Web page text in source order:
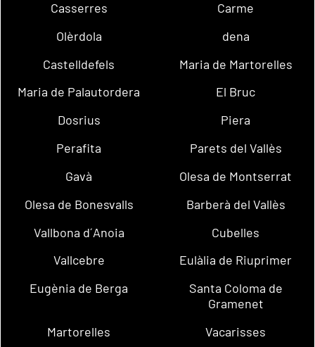
Casserres
Carme
Olèrdola
dena
Castelldefels
Maria de Martorelles
Maria de Palautordera
El Bruc
Dosrius
Piera
Perafita
Parets del Vallès
Gavà
Olesa de Montserrat
Olesa de Bonesvalls
Barberà del Vallès
Vallbona d´Anoia
Cubelles
Vallcebre
Eulàlia de Riuprimer
Eugènia de Berga
Santa Coloma de
Gramenet
Martorelles
Vacarisses